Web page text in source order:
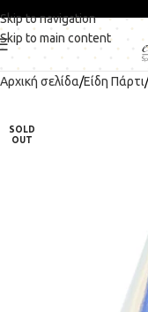
Skip to navigation
Skip to main content
Αρχική σελίδα Είδη Πάρτι
SOLD
OUT